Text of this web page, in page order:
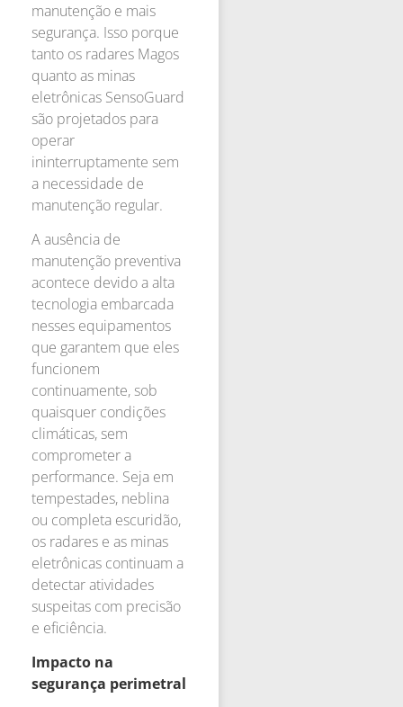
manutenção e mais
segurança. Isso porque
tanto os radares Magos
quanto as minas
eletrônicas SensoGuard
são projetados para
operar
ininterruptamente sem
a necessidade de
manutenção regular.
A ausência de
manutenção preventiva
acontece devido a alta
tecnologia embarcada
nesses equipamentos
que garantem que eles
funcionem
continuamente, sob
quaisquer condições
climáticas, sem
comprometer a
performance. Seja em
tempestades, neblina
ou completa escuridão,
os radares e as minas
eletrônicas continuam a
detectar atividades
suspeitas com precisão
e eficiência.
Impacto na
segurança perimetral